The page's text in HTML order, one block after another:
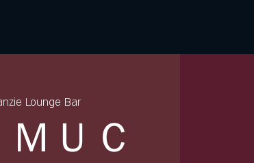
Lounge Bar
ＭＵＣ